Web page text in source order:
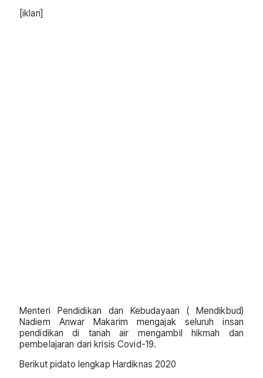
[iklan]
Menteri Pendidikan dan Kebudayaan ( Mendikbud)
Nadiem Anwar Makarim mengajak seluruh insan
pendidikan di tanah air mengambil hikmah dan
pembelajaran dari krisis Covid-19.
Berikut pidato lengkap Hardiknas 2020